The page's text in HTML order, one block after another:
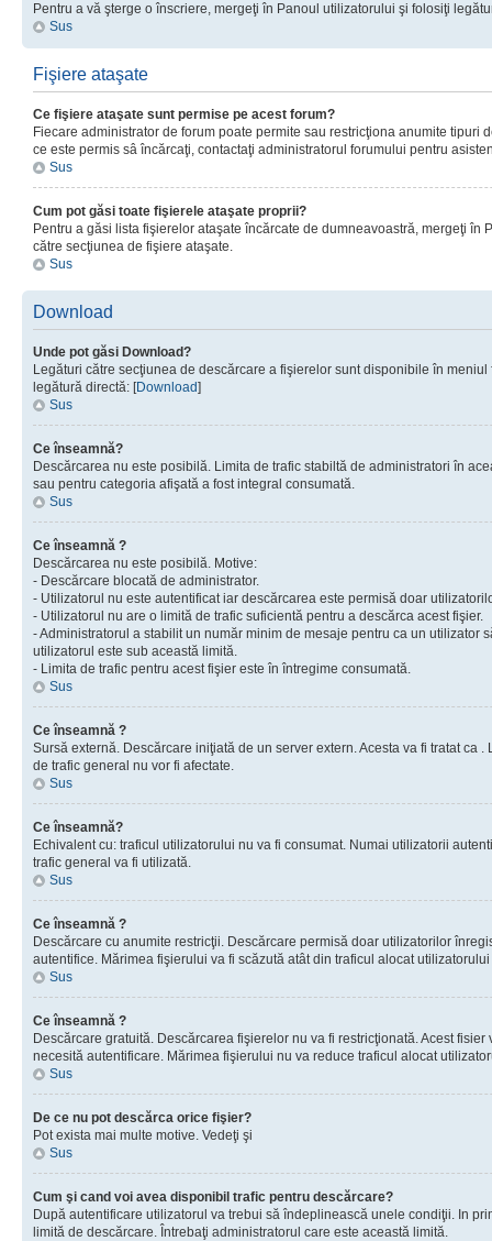
Pentru a vă şterge o înscriere, mergeţi în Panoul utilizatorului şi folosiţi
Sus
Fişiere ataşate
Ce fişiere ataşate sunt permise pe acest forum?
Fiecare administrator de forum poate permite sau restricţiona anumite tipuri
ce este permis sâ încărcaţi, contactaţi administratorul forumului pentru
Sus
Cum pot găsi toate fişierele ataşate proprii?
Pentru a găsi lista fişierelor ataşate încărcate de dumneavoastră, mergeţi în
către secţiunea de fişiere ataşate.
Sus
Download
Unde pot găsi Download?
Legături către secţiunea de descărcare a fişierelor sunt disponibile în
legătură directă: [Download]
Sus
Ce înseamnă?
Descărcarea nu este posibilă. Limita de trafic stabiltă de administratori în
sau pentru categoria afişată a fost integral consumată.
Sus
Ce înseamnă ?
Descărcarea nu este posibilă. Motive:
- Descărcare blocată de administrator.
- Utilizatorul nu este autentificat iar descărcarea este permisă doar
- Utilizatorul nu are o limită de trafic suficientă pentru a descărca acest fişier.
- Administratorul a stabilit un număr minim de mesaje pentru ca un utilizator
utilizatorul este sub această limită.
- Limita de trafic pentru acest fişier este în întregime consumată.
Sus
Ce înseamnă ?
Sursă externă. Descărcare iniţiată de un server extern. Acesta va fi tratat ca
de trafic general nu vor fi afectate.
Sus
Ce înseamnă?
Echivalent cu: traficul utilizatorului nu va fi consumat. Numai utilizatorii
trafic general va fi utilizată.
Sus
Ce înseamnă ?
Descărcare cu anumite restricţii. Descărcare permisă doar utilizatorilor
autentifice. Mărimea fişierului va fi scăzută atât din traficul alocat
Sus
Ce înseamnă ?
Descărcare gratuită. Descărcarea fişierelor nu va fi restricţionată. Acest
necesită autentificare. Mărimea fişierului nu va reduce traficul alocat
Sus
De ce nu pot descărca orice fişier?
Pot exista mai multe motive. Vedeţi şi
Sus
Cum şi cand voi avea disponibil trafic pentru descărcare?
După autentificare utilizatorul va trebui să îndeplinească unele condiţii. In
limită de descărcare. Întrebaţi administratorul care este această limită.